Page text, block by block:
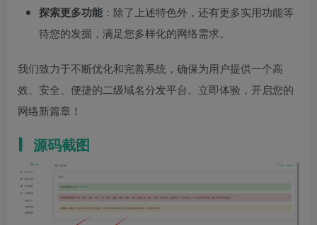
探索更多功能 ：除了上述特色外，还有更多实用功能等
待您的发掘，满足您多样化的网络需求。
我们致力于不断优化和完善系统，确保为用户提供一个高
效、安全、便捷的二级域名分发平台。立即体验，开启您的
网络新篇章！
源码截图